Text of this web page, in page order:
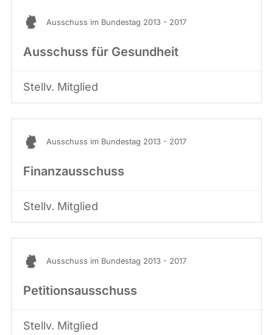
Ausschuss im Bundestag 2013 - 2017
Ausschuss für Gesundheit
Stellv. Mitglied
Ausschuss im Bundestag 2013 - 2017
Finanzausschuss
Stellv. Mitglied
Ausschuss im Bundestag 2013 - 2017
Petitionsausschuss
Stellv. Mitglied